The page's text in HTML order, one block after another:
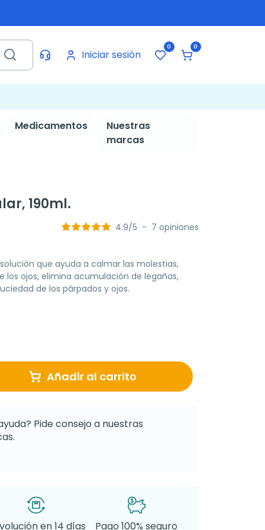
Iniciar sesión
0 0
Medicamentos
Nuestras
marcas
190ml.
4.9/5 - 7 opiniones
que ayuda a calmar las molestias,
los ojos, elimina acumulación de legañas,
de los párpados y ojos.
Añadir al carrito
Pide consejo a nuestras
en 14 días
Pago 100% seguro